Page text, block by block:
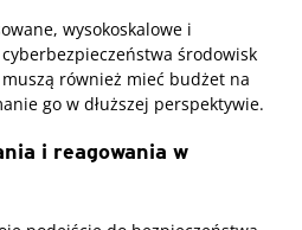
wysokoskalowe i
środowisk
również mieć budżet na
go w dłuższej perspektywie.
i reagowania w